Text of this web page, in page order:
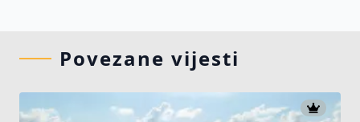
Povezane vijesti